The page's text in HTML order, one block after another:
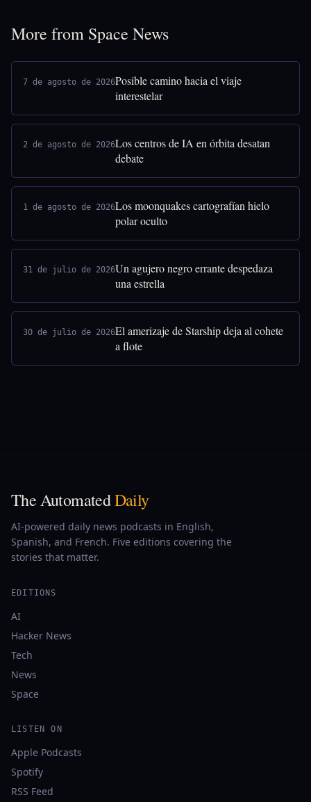
More from Space News
7 de agosto de 2026Posible camino hacia el viaje
interestelar
2 de agosto de 2026Los centros de IA en órbita desatan
debate
1 de agosto de 2026Los moonquakes cartografían hielo
polar oculto
31 de julio de 2026Un agujero negro errante despedaza
una estrella
30 de julio de 2026El amerizaje de Starship deja al cohete
a flote
The AutomatedDaily
AI-powered daily news podcasts in English,
Spanish, and French. Five editions covering the
stories that matter.
EDITIONS
AI
Hacker News
Tech
News
Space
LISTEN ON
Apple Podcasts
Spotify
RSS Feed